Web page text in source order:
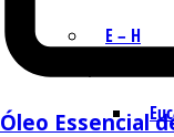
E – H
Óleo Essencial